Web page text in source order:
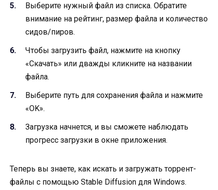
Выберите нужный файл из списка. Обратите
внимание на рейтинг, размер файла и количество
сидов/пиров.
Чтобы загрузить файл, нажмите на кнопку
«Скачать» или дважды кликните на названии
файла.
Выберите путь для сохранения файла и нажмите
«OK».
Загрузка начнется, и вы сможете наблюдать
прогресс загрузки в окне приложения.
Теперь вы знаете, как искать и загружать торрент-
файлы с помощью Stable Diffusion для Windows.